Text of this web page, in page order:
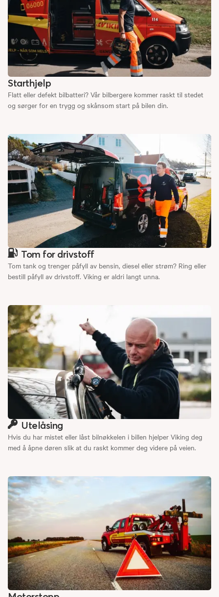
Starthjelp
Flatt eller defekt bilbatteri? Vår bilbergere kommer raskt til stedet
og sørger for en trygg og skånsom start på bilen din.
Tom for drivstoff
Tom tank og trenger påfyll av bensin, diesel eller strøm? Ring eller
bestill påfyll av drivstoff. Viking er aldri langt unna.
Utelåsing
Hvis du har mistet eller låst bilnøkkelen i billen hjelper Viking deg
med å åpne døren slik at du raskt kommer deg videre på veien.